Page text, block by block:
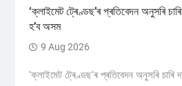
‘ক্লাইমেট ট্ৰেণ্ডছ’ৰ প্ৰতিবেদন অনুসৰি
হ’ব অসম
9 Aug 2026
'ক্লাইমেট ট্ৰেণ্ডছ'ৰ প্ৰতিবেদন অনুসৰি চাৰি